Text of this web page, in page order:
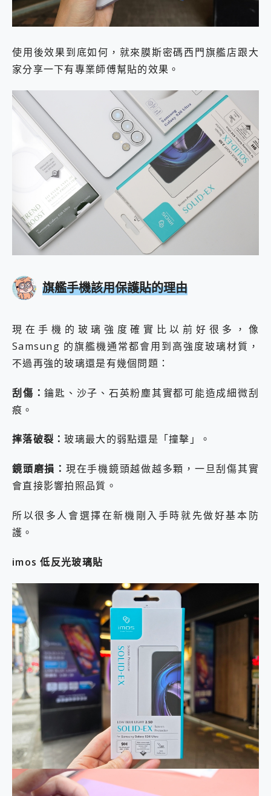
使用後效果到底如何，就來膜斯密碼西門旗艦店跟大
家分享一下有專業師傅幫貼的效果。
旗艦手機該用保護貼的理由
現在手機的玻璃強度確實比以前好很多，像
Samsung 的旗艦機通常都會用到高強度玻璃材質，
不過再強的玻璃還是有幾個問題：
刮傷：鑰匙、沙子、石英粉塵其實都可能造成細微刮
痕。
摔落破裂：玻璃最大的弱點還是「撞擊」。
鏡頭磨損： 現在手機鏡頭越做越多顆，一旦刮傷其實
會直接影響拍照品質。
所以很多人會選擇在新機剛入手時就先做好基本防
護。
imos低反光玻璃貼